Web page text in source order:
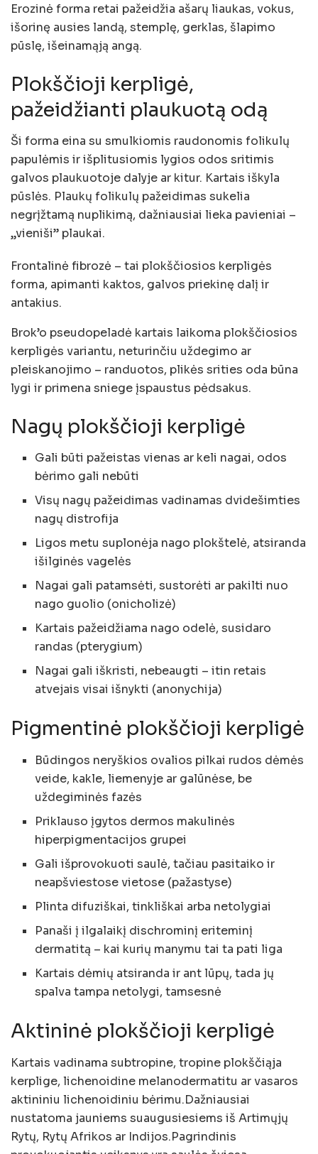
Erozinė forma retai pažeidžia ašarų liaukas, vokus,
išorinę ausies landą, stemplę, gerklas, šlapimo
pūslę, išeinamąją angą.
Plokščioji kerpligė,
pažeidžianti plaukuotą odą
Ši forma eina su smulkiomis raudonomis folikulų
papulėmis ir išplitusiomis lygios odos sritimis
galvos plaukuotoje dalyje ar kitur. Kartais iškyla
pūslės. Plaukų folikulų pažeidimas sukelia
negrįžtamą nuplikimą, dažniausiai lieka pavieniai –
„vieniši” plaukai.
Frontalinė fibrozė – tai plokščiosios kerpligės
forma, apimanti kaktos, galvos priekinę dalį ir
antakius.
Brok’o pseudopeladė kartais laikoma plokščiosios
kerpligės variantu, neturinčiu uždegimo ar
pleiskanojimo – randuotos, plikės srities oda būna
lygi ir primena sniege įspaustus pėdsakus.
Nagų plokščioji kerpligė
Gali būti pažeistas vienas ar keli nagai, odos
bėrimo gali nebūti
Visų nagų pažeidimas vadinamas dvidešimties
nagų distrofija
Ligos metu suplonėja nago plokštelė, atsiranda
išilginės vagelės
Nagai gali patamsėti, sustorėti ar pakilti nuo
nago guolio (onicholizė)
Kartais pažeidžiama nago odelė, susidaro
randas (pterygium)
Nagai gali iškristi, nebeaugti – itin retais
atvejais visai išnykti (anonychija)
Pigmentinė plokščioji kerpligė
Būdingos neryškios ovalios pilkai rudos dėmės
veide, kakle, liemenyje ar galūnėse, be
uždegiminės fazės
Priklauso įgytos dermos makulinės
hiperpigmentacijos grupei
Gali išprovokuoti saulė, tačiau pasitaiko ir
neapšviestose vietose (pažastyse)
Plinta difuziškai, tinkliškai arba netolygiai
Panaši į ilgalaikį dischrominį eriteminį
dermatitą – kai kurių manymu tai ta pati liga
Kartais dėmių atsiranda ir ant lūpų, tada jų
spalva tampa netolygi, tamsesnė
Aktininė plokščioji kerpligė
Kartais vadinama subtropine, tropine plokščiąja
kerplige, lichenoidine melanodermatitu ar vasaros
aktininiu lichenoidiniu bėrimu.Dažniausiai
nustatoma jauniems suaugusiesiems iš Artimųjų
Rytų, Rytų Afrikos ar Indijos.Pagrindinis